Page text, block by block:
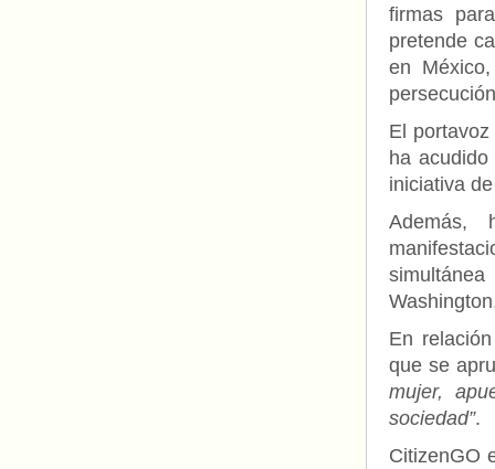
firmas
pretende
en
El
ha
iniciativa
Además,
En
que se
mujer,
sociedad”.
CitizenGO